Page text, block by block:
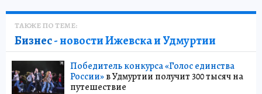
ТАКЖЕ ПО ТЕМЕ:
Бизнес- новости Ижевска и Удмуртии
Победитель конкурса «Голос единства
России»в Удмуртии получит 300 тысяч на
путешествие